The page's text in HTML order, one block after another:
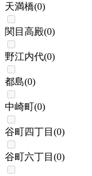
天満橋(0)
関目高殿(0)
野江内代(0)
都島(0)
中崎町(0)
谷町四丁目 (0)
谷町六丁目 (0)